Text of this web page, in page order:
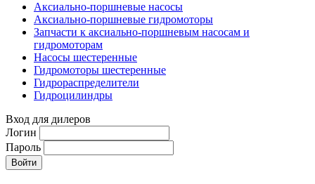
Аксиально-поршневые насосы
Аксиально-поршневые гидромоторы
Запчасти к аксиально-поршневым насосам и
гидромоторам
Насосы шестеренные
Гидромоторы шестеренные
Гидрораспределители
Гидроцилиндры
Вход для дилеров
Логин
Пароль